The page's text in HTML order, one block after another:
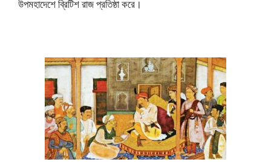
উপমহাদেশে ব্রিটিশ রাজ প্রতিষ্ঠা করে।